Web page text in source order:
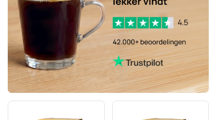
Gevalia - Koffiecapsules voor Nespresso®
Belmio - Koffiecapsules voor Nespresso®
Friele - Koffiecapsules voor Nespresso®
Garibaldi - Koffiecapsules voor Nespresso®